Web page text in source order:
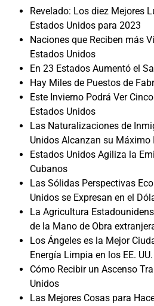
Revelado: Los diez Mejores
Estados Unidos para 2023
Naciones que Reciben más
Estados Unidos
En 23 Estados Aumentó el
Hay Miles de Puestos de
Este Invierno Podrá Ver
Estados Unidos
Las Naturalizaciones de
Unidos Alcanzan su Máximo
Estados Unidos Agiliza la
Cubanos
Las Sólidas Perspectivas
Unidos se Expresan en el
La Agricultura
de la Mano de Obra
Los Ángeles es la Mejor
Energía Limpia en los EE. UU.
Cómo Recibir un Ascenso
Unidos
Las Mejores Cosas para